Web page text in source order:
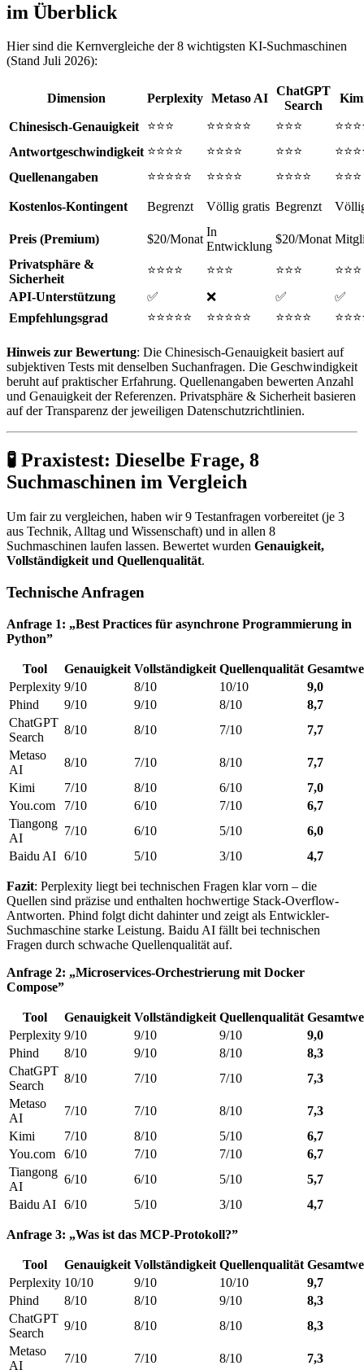
im Überblick
Hier sind die Kernvergleiche der 8 wichtigsten KI-Suchmaschinen
(Stand Juli 2026):
Dimension Perplexity Metaso AI
ChatGPT
Search
Chinesisch-Genauigkeit ⭐⭐⭐ ⭐⭐⭐⭐⭐ ⭐⭐⭐
Antwortgeschwindigkeit ⭐⭐⭐⭐ ⭐⭐⭐⭐ ⭐⭐⭐
Quellenangaben
⭐⭐⭐⭐⭐ ⭐⭐⭐⭐ ⭐⭐⭐⭐ ⭐⭐⭐
Kostenlos-Kontingent Begrenzt Völlig gratis Begrenzt
Preis (Premium) $20/Monat
In
Entwicklung
$20/Monat
Privatsphäre &
Sicherheit
⭐⭐⭐⭐ ⭐⭐⭐ ⭐⭐⭐
⭐⭐⭐
API-Unterstützung
✅ ❌ ✅
✅
Empfehlungsgrad
⭐⭐⭐⭐⭐ ⭐⭐⭐⭐⭐ ⭐⭐⭐⭐
Hinweis zur Bewertung: Die Chinesisch-Genauigkeit basiert auf
subjektiven Tests mit denselben Suchanfragen. Die Geschwindigkeit
beruht auf praktischer Erfahrung. Quellenangaben bewerten Anzahl
und Genauigkeit der Referenzen. Privatsphäre & Sicherheit basieren
auf der Transparenz der jeweiligen Datenschutzrichtlinien.
🧪 Praxistest: Dieselbe Frage, 8
Suchmaschinen im Vergleich
Um fair zu vergleichen, haben wir 9 Testanfragen vorbereitet (je 3
aus Technik, Alltag und Wissenschaft) und in allen 8
Suchmaschinen laufen lassen. Bewertet wurden Genauigkeit,
Vollständigkeit und Quellenqualität.
Technische Anfragen
Anfrage 1: „Best Practices für asynchrone Programmierung in
Python”
Tool Genauigkeit Vollständigkeit Quellenqualität
Perplexity 9/10 8/10 10/10
9,0
Phind
9/10 9/10 8/10
8,7
ChatGPT
Search
8/10 8/10 7/10
7,7
Metaso
AI
8/10 7/10 8/10
7,7
Kimi
7/10 8/10 6/10
7,0
You.com
7/10 6/10 7/10
6,7
Tiangong
AI
7/10 6/10 5/10
6,0
Baidu AI 6/10 5/10 3/10 4,7
Fazit: Perplexity liegt bei technischen Fragen klar vorn – die
Quellen sind präzise und enthalten hochwertige Stack-Overflow-
Antworten. Phind folgt dicht dahinter und zeigt als Entwickler-
Suchmaschine starke Leistung. Baidu AI fällt bei technischen
Fragen durch schwache Quellenqualität auf.
Anfrage 2: „Microservices-Orchestrierung mit Docker
Compose”
Tool Genauigkeit Vollständigkeit Quellenqualität
Perplexity 9/10 9/10 9/10
9,0
Phind
8/10 9/10 8/10
8,3
ChatGPT
Search
8/10 7/10 7/10
7,3
Metaso
AI
7/10 7/10 8/10
7,3
Kimi
7/10 8/10 5/10
6,7
You.com
6/10 7/10 7/10
6,7
Tiangong
AI
6/10 6/10 5/10
5,7
Baidu AI 6/10 5/10 3/10 4,7
Anfrage 3: „Was ist das MCP-Protokoll?”
Tool Genauigkeit Vollständigkeit Quellenqualität
Perplexity 10/10 9/10 10/10
9,7
Phind
8/10 8/10 9/10
8,3
ChatGPT
Search
9/10 8/10 8/10
8,3
Metaso
AI
7/10 7/10 8/10 7,3